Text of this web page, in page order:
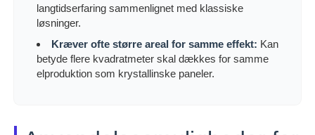
langtidserfaring sammenlignet med klassiske
løsninger.
Kræver ofte større areal for samme effekt: Kan
betyde flere kvadratmeter skal dækkes for samme
elproduktion som krystallinske paneler.